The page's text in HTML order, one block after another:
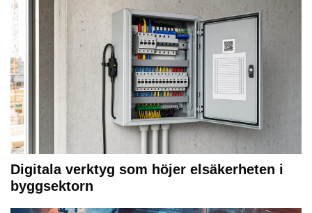
Digitala verktyg som höjer elsäkerheten i
byggsektorn